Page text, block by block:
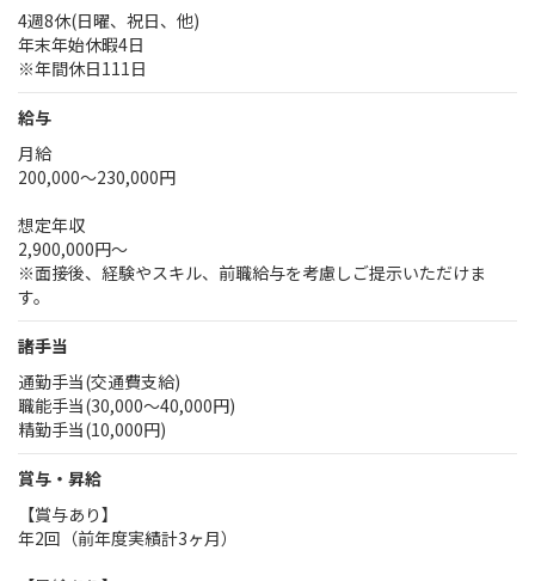
4週8休(日曜、祝日、他)
年末年始休暇4日
※年間休日111日
給与
月給
200,000～230,000円
想定年収
2,900,000円～
※面接後、経験やスキル、前職給与を考慮しご提示いただけま
す。
諸手当
通勤手当(交通費支給)
職能手当(30,000～40,000円)
精勤手当(10,000円)
賞与・昇給
【賞与あり】
年2回（前年度実績計3ヶ月）